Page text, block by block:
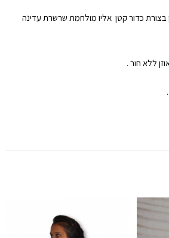
לאוזן בצורת כדור קטן אליו מולחמת שרשרת עדינה
ללא חור .